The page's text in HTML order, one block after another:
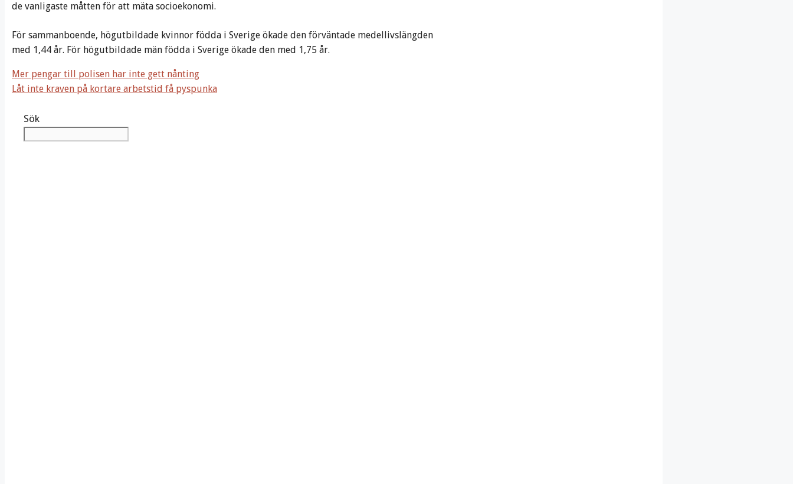
de vanligaste måtten för att mäta socioekonomi.
För sammanboende, högutbildade kvinnor födda i Sverige ökade den förväntade medellivslängden
med 1,44 år. För högutbildade män födda i Sverige ökade den med 1,75 år.
Mer pengar till polisen har inte gett nånting
Låt inte kraven på kortare arbetstid få pyspunka
Sök